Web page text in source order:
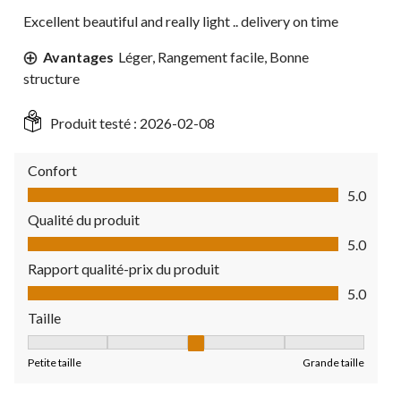
Excellent beautiful and really light .. delivery on time
Avantages Léger, Rangement facile, Bonne
structure
Produit testé : 2026-02-08
Confort
Confort, 5.0 sur 5
5.0
Qualité du produit
Qualité du produit, 5.0 sur 5
5.0
Rapport qualité-prix du produit
Rapport qualité-prix du produit, 5.0 sur 5
5.0
Taille
Petite taille Grande taille